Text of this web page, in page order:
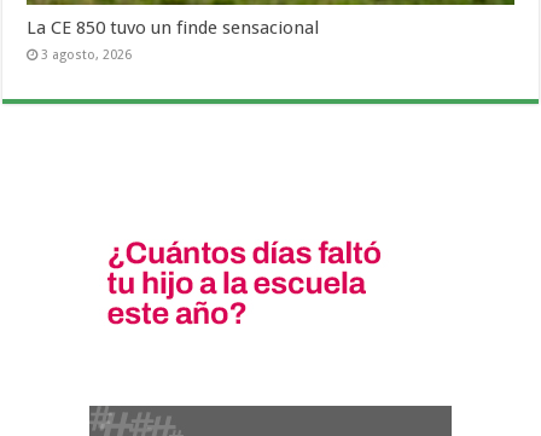
La CE 850 tuvo un finde sensacional
3 agosto, 2026